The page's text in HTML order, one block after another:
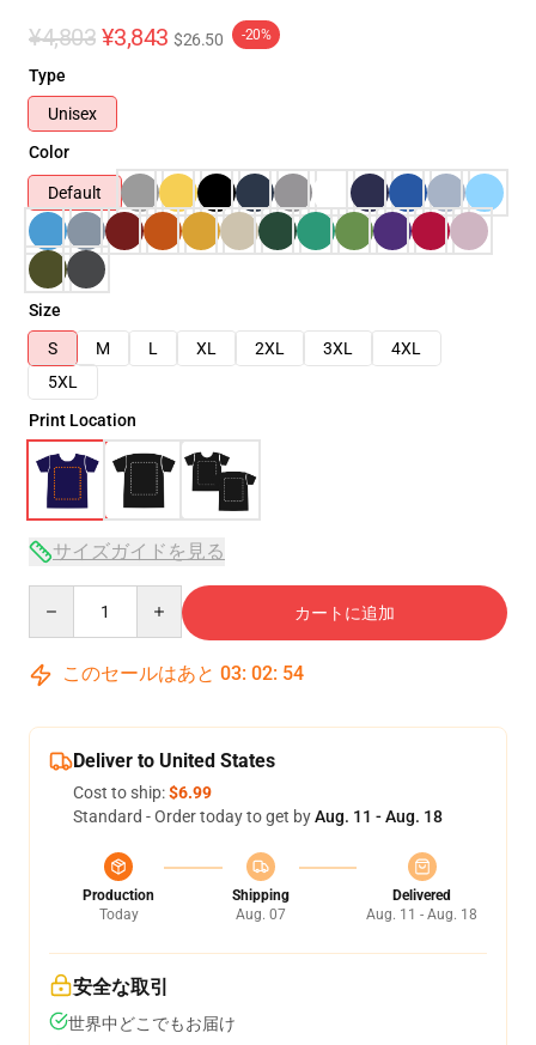
¥4,803 ¥3,843 $26.50 -20%
Type
Unisex
Color
Default
Size
S
M L XL 2XL 3XL
4XL
5XL
Print Location
サイズガイドを見る
カートに追加
このセールはあと 03: 02: 53
Deliver to United States
Cost to ship:$6.99
Standard - Order today to get byAug. 11 - Aug. 18
Production
Today
Shipping
Aug. 07
Delivered
Aug. 11 - Aug. 18
安全な取引
世界中どこでもお届け